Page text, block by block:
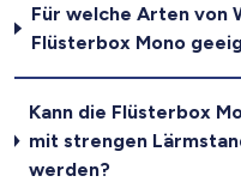
Für welche Arten von
Flüsterbox Mono
Kann die Flüsterbox
mit strengen
werden?